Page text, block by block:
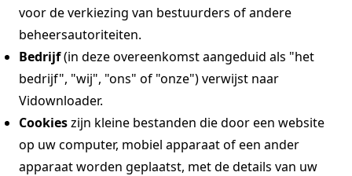
voor de verkiezing van bestuurders of andere
beheersautoriteiten.
Bedrijf(in deze overeenkomst aangeduid als "het
bedrijf", "wij", "ons" of "onze") verwijst naar
Vidownloader.
Cookieszijn kleine bestanden die door een website
op uw computer, mobiel apparaat of een ander
apparaat worden geplaatst, met de details van uw